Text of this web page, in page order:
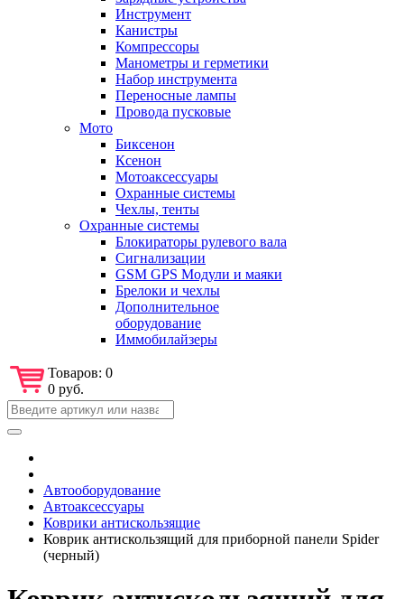
Инструмент
Канистры
Компрессоры
Манометры и герметики
Набор инструмента
Переносные лампы
Провода пусковые
Мото
Биксенон
Ксенон
Мотоаксессуары
Охранные системы
Чехлы, тенты
Охранные системы
Блокираторы рулевого вала
Сигнализации
GSM GPS Модули и маяки
Брелоки и чехлы
Дополнительное
оборудование
Иммобилайзеры
Товаров: 0
0 руб.
Автооборудование
Автоаксессуары
Коврики антискользящие
Коврик антискользящий для приборной панели Spider
(черный)